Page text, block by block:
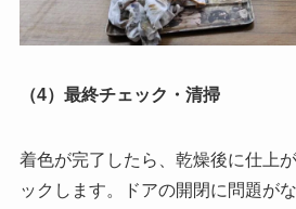
（4）最終チェック・清掃
着色が完了したら、乾燥後に仕上
ックします。ドアの開閉に問題が